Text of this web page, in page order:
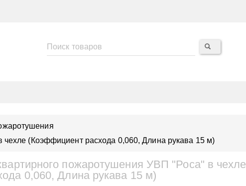
(Коэффициент расхода 0,060, Длина рукава 15 м)
пожаротушения УВП "Роса" в чехле
0,060, Длина рукава 15 м)